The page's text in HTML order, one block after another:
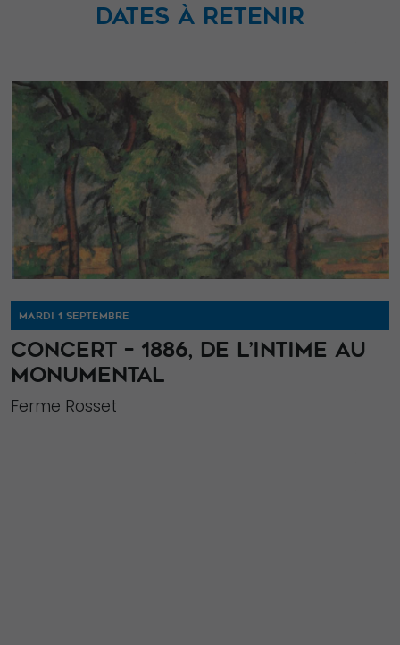
DATES À RETENIR
MARDI 1 SEPTEMBRE
CONCERT – 1886, DE L’INTIME AU
MONUMENTAL
Ferme Rosset